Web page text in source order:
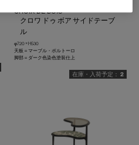
CROIX DE BOIS
クロワ ドゥ ボア サイドテーブ
ル
φ720 × H530
天板＝マーブル・ポルトーロ
脚部＝ダーク色染色塗装仕上
2